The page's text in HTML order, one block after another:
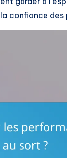
confiance des